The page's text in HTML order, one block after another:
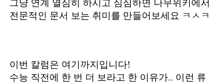
그냥 연계 열심히 하시고 심심하면 나무위키에서
전문적인 문서 보는 취미를 만들어보세요 ㅋㅅㅋ
이번 칼럼은 여기까지입니다!
수능 직전에 한 번 더 보라고 한 이유가.. 이런 류